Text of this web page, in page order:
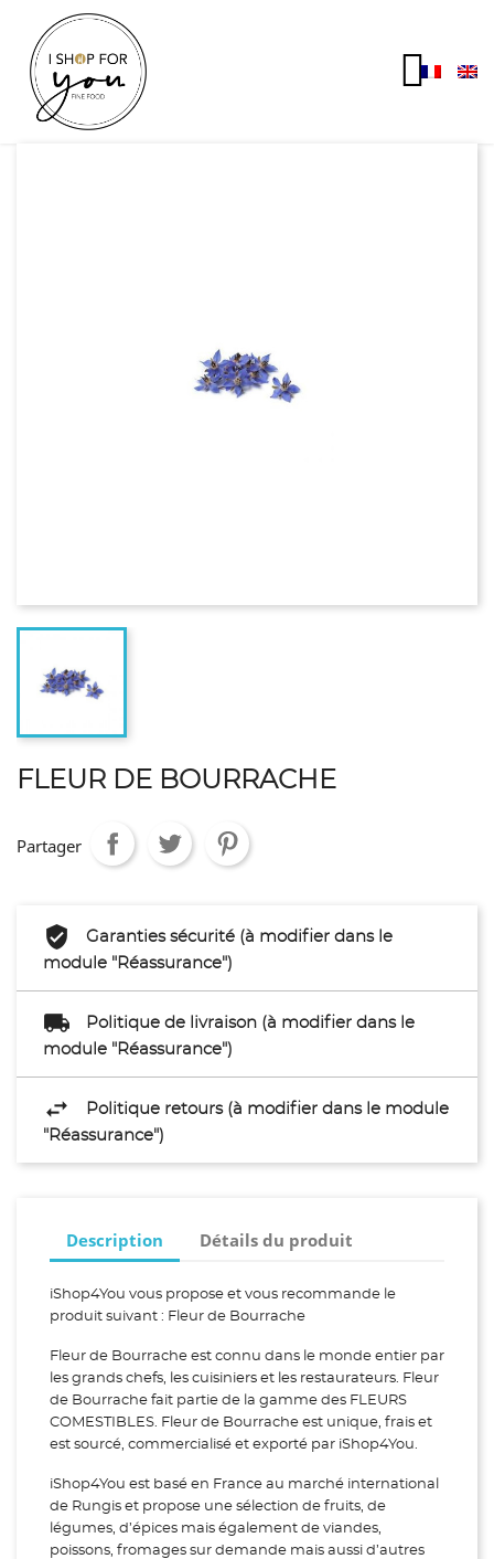
FLEUR DE BOURRACHE
Partager
Garanties sécurité (à modifier dans le
module "Réassurance")
Politique de livraison (à modifier dans le
module "Réassurance")
Politique retours (à modifier dans le module
"Réassurance")
Description Détails du produit
iShop4You vous propose et vous recommande le
produit suivant : Fleur de Bourrache
Fleur de Bourrache est connu dans le monde entier par
les grands chefs, les cuisiniers et les restaurateurs. Fleur
de Bourrache fait partie de la gamme des FLEURS
COMESTIBLES. Fleur de Bourrache est unique, frais et
est sourcé, commercialisé et exporté par iShop4You.
iShop4You est basé en France au marché international
de Rungis et propose une sélection de fruits, de
légumes, d’épices mais également de viandes,
poissons, fromages sur demande mais aussi d’autres